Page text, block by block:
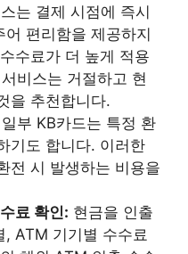
는 결제 시점에 즉시
편리함을 제공하지
수료가 더 높게 적용
비스는 거절하고 현
을 추천합니다.
일부 KB카드는 특정 환
기도 합니다. 이러한
전 시 발생하는 비용을
료 확인: 현금을 인출
, ATM 기기별 수수료